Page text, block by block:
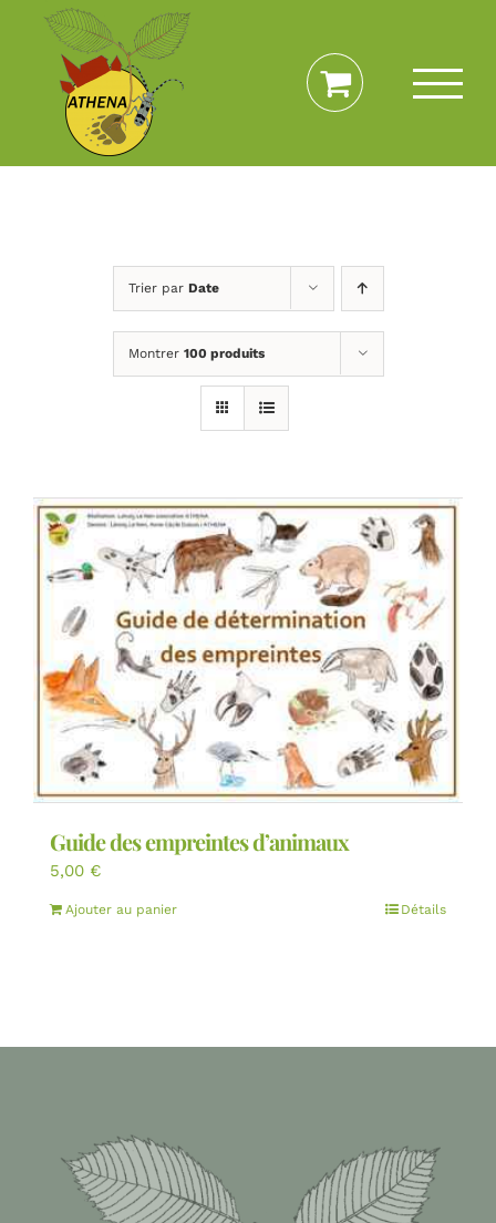
Passer
contenu
Trier par Date
Montrer 100 produits
Guide des empreintes d’animaux
5,00 €
Ajouter au panier Détails